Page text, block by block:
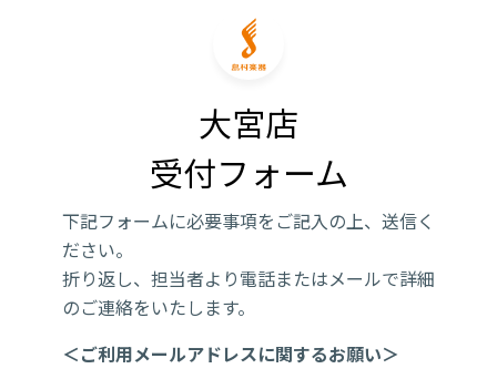
大宮店
受付フォーム
下記フォームに必要事項をご記入の上、送信く
ださい。
折り返し、担当者より電話またはメールで詳細
のご連絡をいたします。
＜ご利用メールアドレスに関するお願い＞